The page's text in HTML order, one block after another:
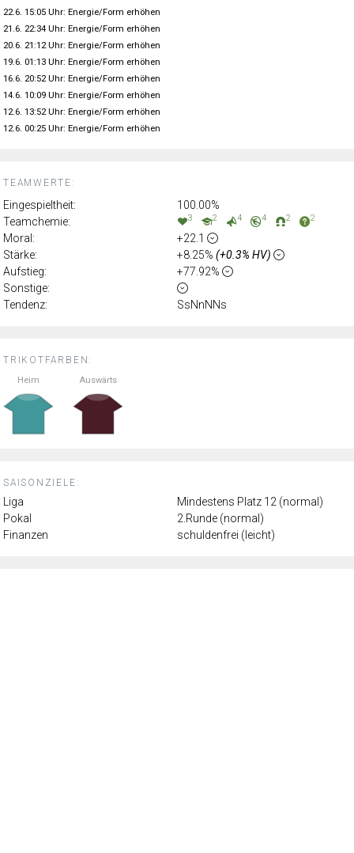
TRIKOTFARBEN:
Heim Auswärts
SAISONZIELE:
Liga
Mindestens Platz 12 (normal)
Pokal
2.Runde (normal)
Finanzen
schuldenfrei (leicht)
TEAMWERTE:
Eingespieltheit:
100.00%
Teamchemie:
3 2 4 4 2 2
Moral:
+22.1
Stärke:
+8.25% (+0.3% HV)
Aufstieg:
+77.92%
Sonstige:
Tendenz:
SsNnNNs
22.6. 15:05 Uhr: Energie/Form erhöhen
21.6. 22:34 Uhr: Energie/Form erhöhen
20.6. 21:12 Uhr: Energie/Form erhöhen
19.6. 01:13 Uhr: Energie/Form erhöhen
16.6. 20:52 Uhr: Energie/Form erhöhen
14.6. 10:09 Uhr: Energie/Form erhöhen
12.6. 13:52 Uhr: Energie/Form erhöhen
12.6. 00:25 Uhr: Energie/Form erhöhen